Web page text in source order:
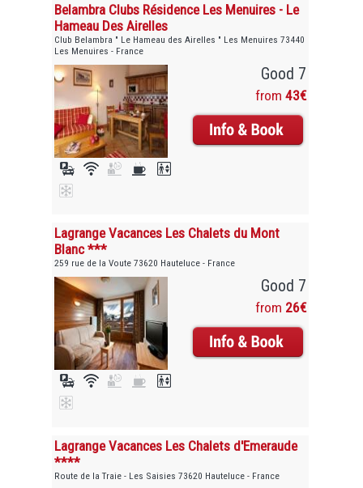
Belambra Clubs Résidence Les Menuires - Le
Hameau Des Airelles
Club Belambra " Le Hameau des Airelles " Les Menuires 73440
Les Menuires - France
Good 7
from 43€
Lagrange Vacances Les Chalets du Mont
Blanc ***
259 rue de la Voute 73620 Hauteluce - France
Good 7
from 26€
Lagrange Vacances Les Chalets d'Emeraude
****
Route de la Traie - Les Saisies 73620 Hauteluce - France